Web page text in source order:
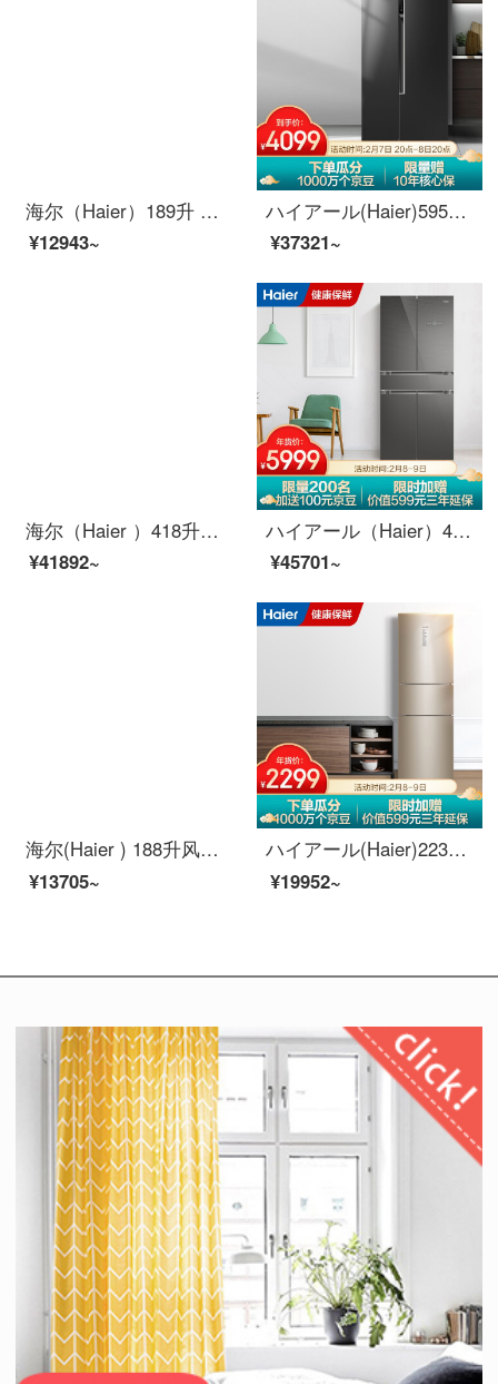
海尔（Haier）189升 小型两门冰箱双门风冷无霜制冷速度快制冷均匀DEO净味 BCD-189WDPV
¥12943~
ハイアール(Haier)595リットルの周波数変换风冷无霜扉の冷蔵库の大容量に対して乾湿して精密に制御する多重チャンネルを蓄えて风の90°のつり止めの扉DEOのいつもの味BCD-595 WFBBを送ります。
¥37321~
海尔（Haier ）418升双变频风冷无霜中字五门冰箱全变温抽屉电脑三温区彩晶玻璃面板BCD-418WDEU
¥41892~
ハイアール（Haier）476リットルの周波数変换风冷无霜中字多门5ドアの冷蔵库の乾湿分贮母体の専用スペースの中门は全部BC-476 WD EUU 1を温めます。
¥45701~
海尔(Haier ) 188升风冷无霜两门双门冰箱DEO净味保鲜家用小型冰箱宿舍租房小巧不占地方BCD-188WDPS
¥13705~
ハイアール(Haier)223リットルの周波数変换风冷无霜三ドアの冷蔵库の乾湿分贮中门全温区変温DEO正味システムBD-223 WPT
¥19952~